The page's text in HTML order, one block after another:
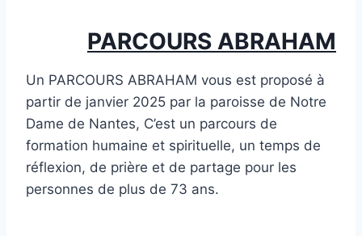
PARCOURS ABRAHAM
Un PARCOURS ABRAHAM vous est proposé à
partir de janvier 2025 par la paroisse de Notre
Dame de Nantes, C’est un parcours de
formation humaine et spirituelle, un temps de
réflexion, de prière et de partage pour les
personnes de plus de 73 ans.